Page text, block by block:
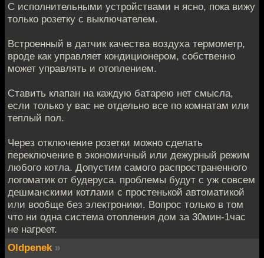
С исполнительными устройствами н ясно, пока вижу
только розетку с выключателем.
Встроенный в датчик качества воздуха термометр,
вроде как управляет кондиционером, собственно
может управлять и отоплением.
Ставить клапан на каждую батарею нет смысла,
если только у вас не отдельно все по комнатам или
теплый пол.
Через отключение розетки можно сделать
переключение в экономичный или дежурный режим
любого котла. Допустим самого распространенного
логоматик от будеруса. проблемы будут с уж совсем
дешманскими котлами с простенькой автоматикой
или вообще без электроники. Вопрос только в том
что ни одна система отопления дом за 30мин-1час
не нагреет.
Oldpenek »